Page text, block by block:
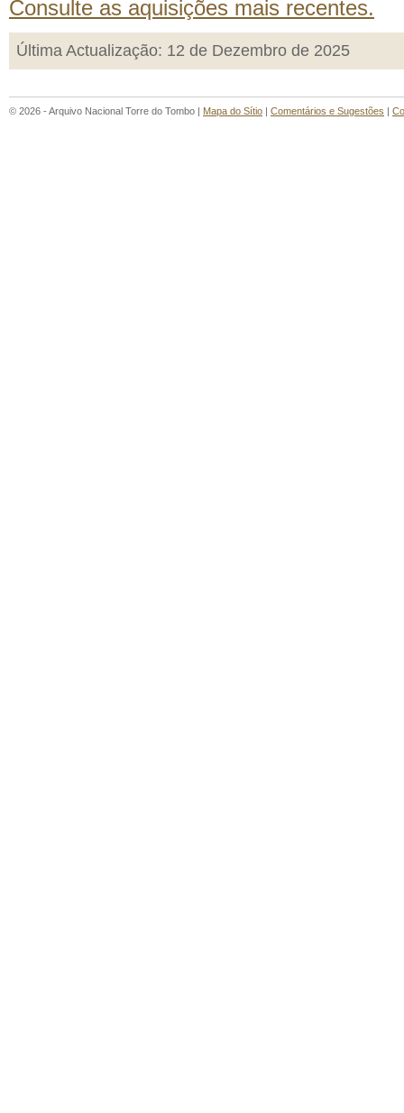
Consulte as aquisições mais recentes.
Última Actualização: 12 de Dezembro de 2025
© 2026 - Arquivo Nacional Torre do Tombo | Mapa do Sítio | Comentários e Sugestões |